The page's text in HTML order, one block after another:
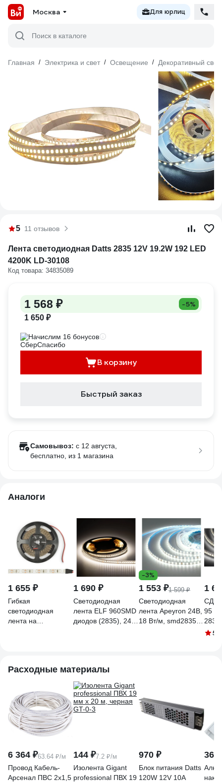
Москва Для юрлиц
Поиск в каталоге
Главная / Электрика и свет / Освещение / Декоративный свет
5 11 отзывов
Лента светодиодная Datts 2835 12V 19.2W 192 LED
4200K LD-30108
Код товара: 34835089
1 568 ₽ -5%
1 650 ₽
Начислим 16 бонусов
В корзину
Быстрый заказ
Самовывоз: c 12 августа,
бесплатно , из 1 магазина
Аналоги
1 655 ₽
Гибкая
светодиодная
лента на
1 690 ₽
Светодиодная
лента ELF 960SMD
диодов (2835), 24В,
Xtr24
-3%
1 553 ₽1 599 ₽
Светодиодная
лента Apeyron 24В,
18 Вт/м, smd2835,
1
СД
95
24V
5
Расходные материалы
6 364 ₽63.64 ₽/м
Провод Кабель-
Арсенал ПВС 2х1,5
144 ₽7.2 ₽/м
Изолента Gigant
professional ПВХ 19
970 ₽
Блок питания Datts
120W 12V 10А
368